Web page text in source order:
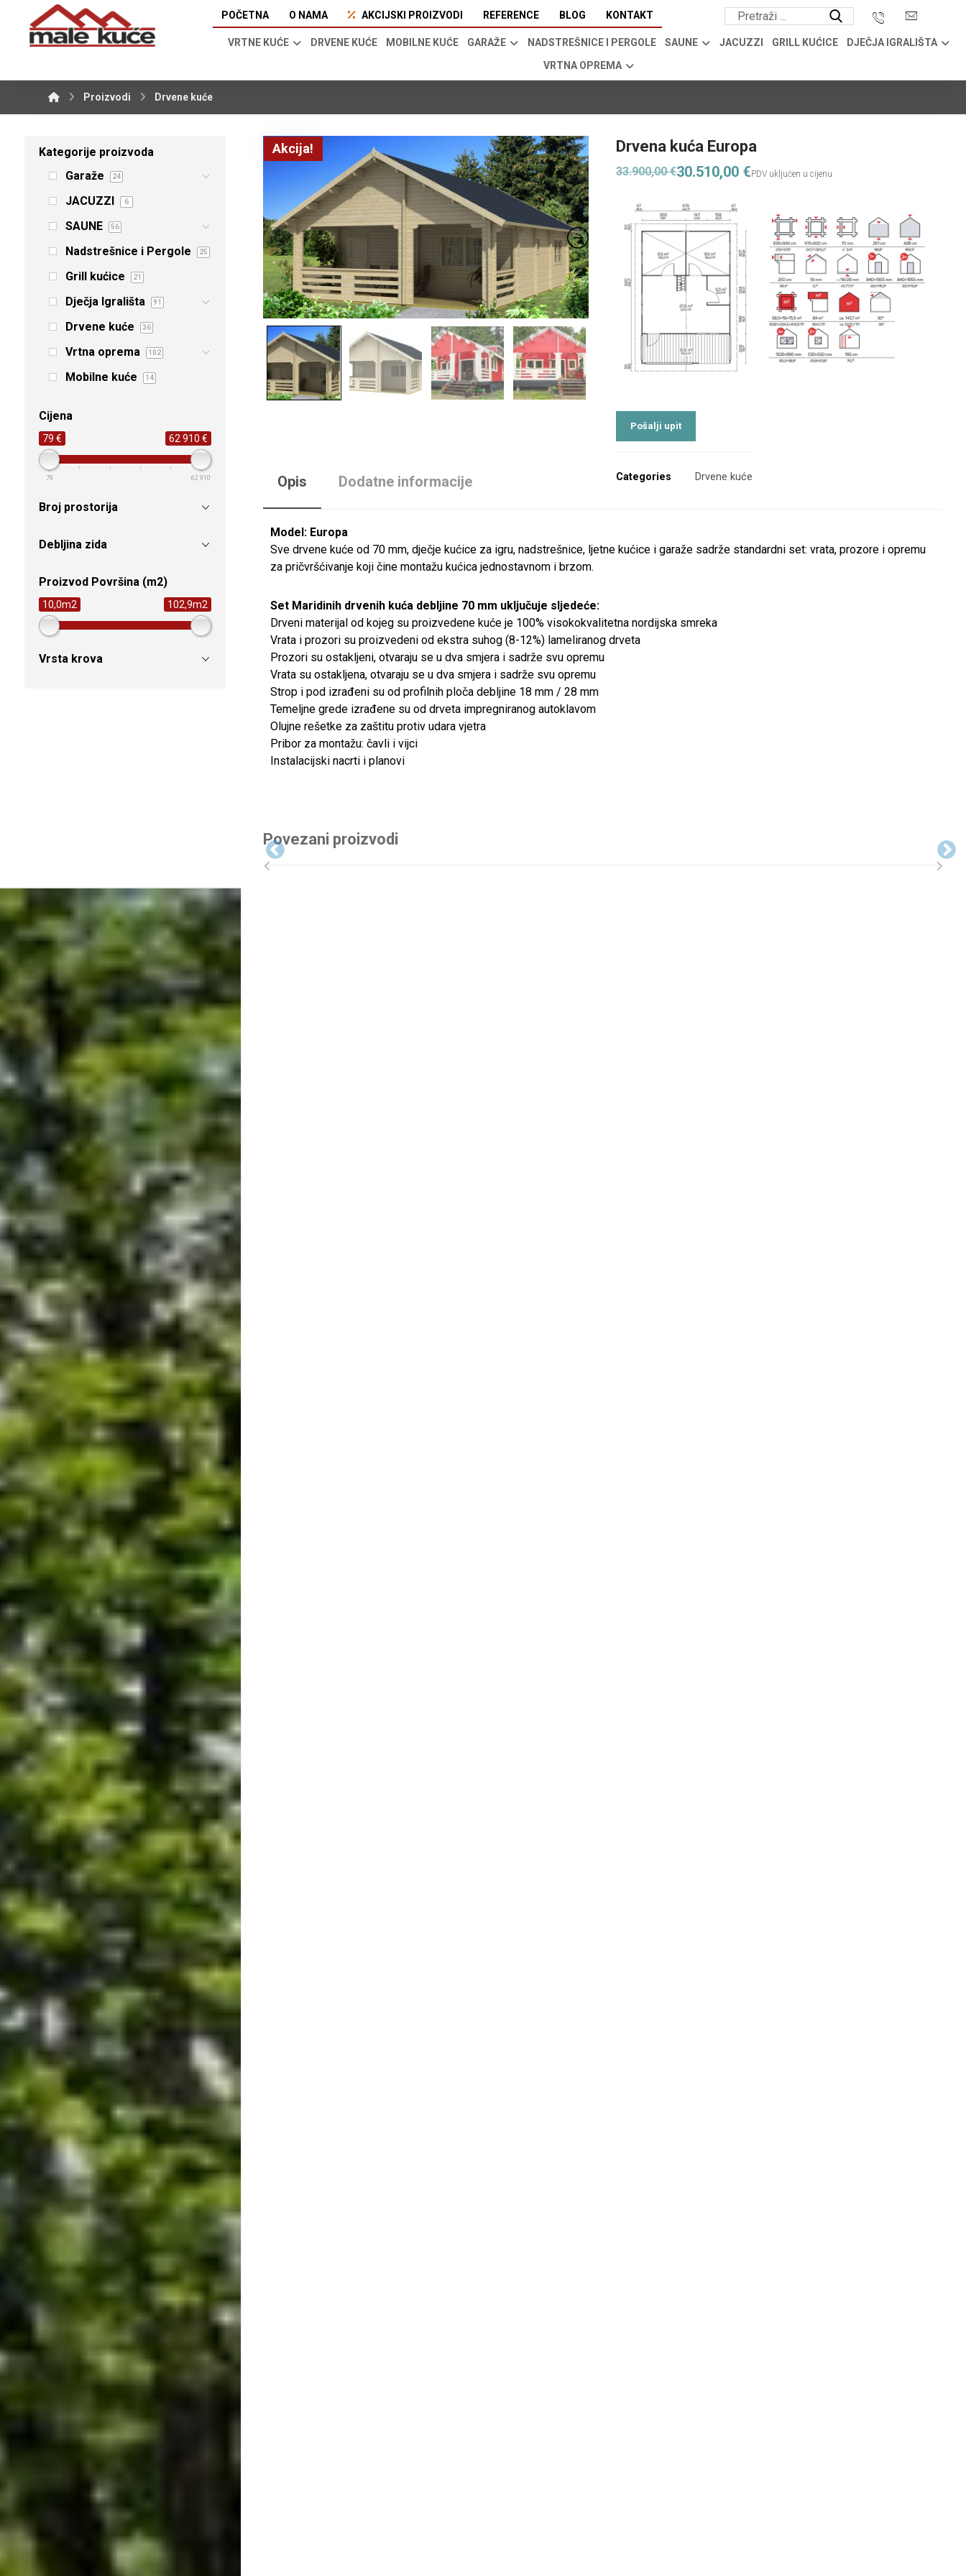
POČETNA O NAMA AKCIJSKI PROIZVODI REFERENCE BLOG KONTAKT
VRTNE KUĆE DRVENE KUĆE MOBILNE KUĆE GARAŽE NADSTREŠNICE I PERGOLE SAUNE JACUZZI GRILL KUĆICE
DJEČJA IGRALIŠTA
VRTNA OPREMA
Proizvodi Drvene kuće
Akcija! Drvena kuća Europa
33.900,00€30.510,00 €
Categories Drvene kuće
Opis Dodatne informacije
Model: Europa
Sve drvene kuće od 70 mm, dječje kućice za igru, nadstrešnice, ljetne kućice i garaže sadrže standardni set: vrata, prozore i opremu
za pričvršćivanje koji čine montažu kućica jednostavnom i brzom.
Set Maridinih drvenih kuća debljine 70 mm uključuje sljedeće:
Drveni materijal od kojeg su proizvedene kuće je 100% visokokvalitetna nordijska smreka
Vrata i prozori su proizvedeni od ekstra suhog (8-12%) lameliranog drveta
Prozori su ostakljeni, otvaraju se u dva smjera i sadrže svu opremu
Vrata su ostakljena, otvaraju se u dva smjera i sadrže svu opremu
Strop i pod izrađeni su od profilnih ploča debljine 18 mm / 28 mm
Temeljne grede izrađene su od drveta impregniranog autoklavom
Olujne rešetke za zaštitu protiv udara vjetra
Pribor za montažu: čavli i vijci
Instalacijski nacrti i planovi
Povezani proizvodi
Kategorije proizvoda
Garaže
24
JACUZZI 6
SAUNE 56
Nadstrešnice i Pergole 25
Grill kućice 21
Dječja Igrališta 91
Drvene kuće 36
Vrtna oprema 102
Mobilne kuće 14
Cijena
79 € 62 910 €
79 62 910
Broj prostorija
Debljina zida
Proizvod Površina (m2)
10,0m2 102,9m2
Vrsta krova